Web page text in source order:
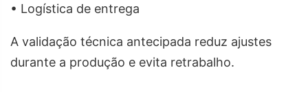
• Logística de entrega
A validação técnica antecipada reduz ajustes
durante a produção e evita retrabalho.